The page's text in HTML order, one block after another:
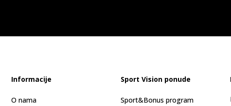
Informacije
O nama
Sport Vision ponude
Sport&Bonus program